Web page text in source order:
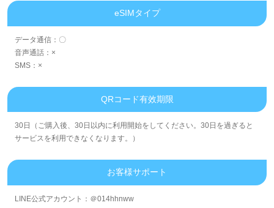
eSIMタイプ
データ通信：〇
音声通話：×
SMS：×
QRコード有效期限
30日（ご購入後、30日以内に利用開始をしてください。30日を過ぎると
サービスを利用できなくなります。）
お客様サポート
LINE公式アカウント：＠014hhnww